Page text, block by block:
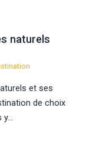
naturels
et ses
de choix
y…